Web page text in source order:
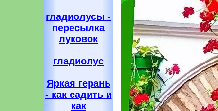
гладиолусы -
пересылка
луковок
гладиолус
Яркая герань
- как садить и
как